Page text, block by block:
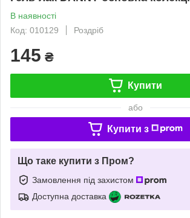
В наявності
Код: 010129
Роздріб
145 ₴
Купити
або
Купити з
Що таке купити з Пром?
Замовлення під захистом
Доступна доставка